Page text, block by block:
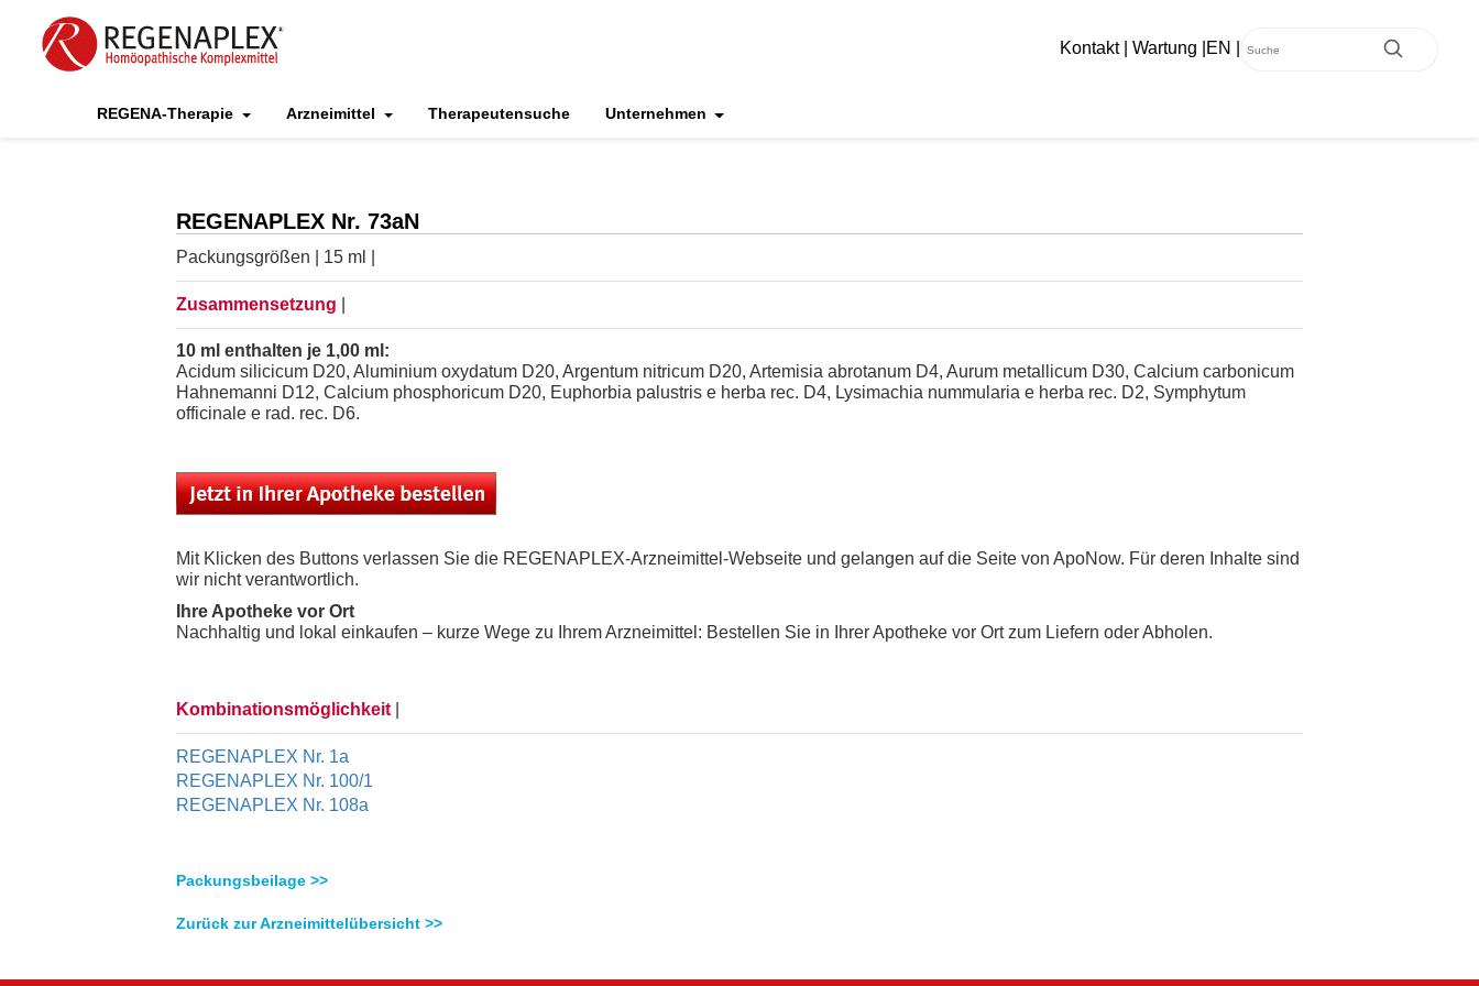
Kontakt| Wartung EN
REGENA-Therapie Arzneimittel Therapeutensuche Unternehmen
REGENAPLEX Nr. 73aN
Packungsgrößen | 15 ml |
Zusammensetzung
10 ml enthalten je 1,00 ml:
Acidum silicicum D20, Aluminium oxydatum D20, Argentum nitricum D20, Artemisia abrotanum D4, Aurum metallicum D30, Calcium carbonicum
Hahnemanni D12, Calcium phosphoricum D20, Euphorbia palustris e herba rec. D4, Lysimachia nummularia e herba rec. D2, Symphytum
officinale e rad. rec. D6.
Mit Klicken des Buttons verlassen Sie die REGENAPLEX-Arzneimittel-Webseite und gelangen auf die Seite von ApoNow. Für deren Inhalte sind
wir nicht verantwortlich.
Ihre Apotheke vor Ort
Nachhaltig und lokal einkaufen – kurze Wege zu Ihrem Arzneimittel: Bestellen Sie in Ihrer Apotheke vor Ort zum Liefern oder Abholen.
Kombinationsmöglichkeit
REGENAPLEX Nr. 1a
REGENAPLEX Nr. 100/1
REGENAPLEX Nr. 108a
Packungsbeilage >>
Zurück zur Arzneimittelübersicht >>